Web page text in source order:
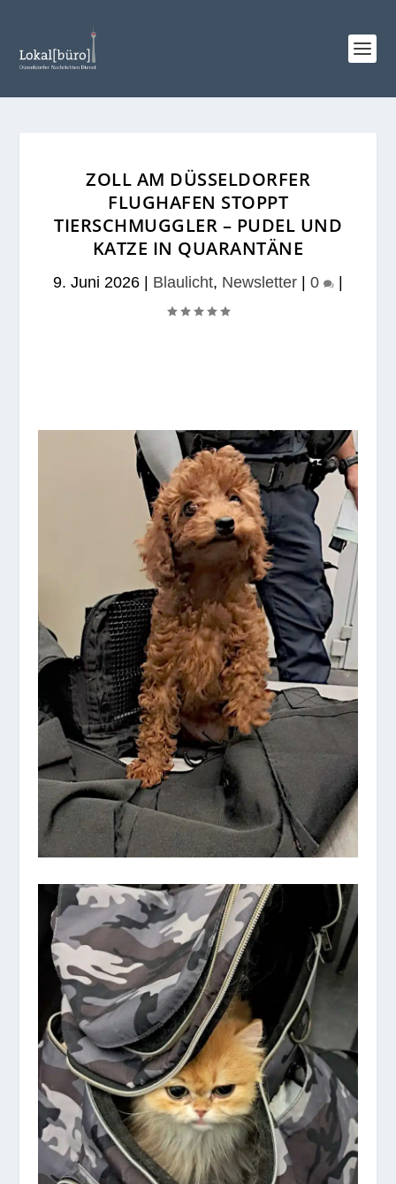
ZOLL AM DÜSSELDORFER
FLUGHAFEN STOPPT
TIERSCHMUGGLER – PUDEL UND
KATZE IN QUARANTÄNE
9. Juni 2026 Blaulicht, Newsletter 0